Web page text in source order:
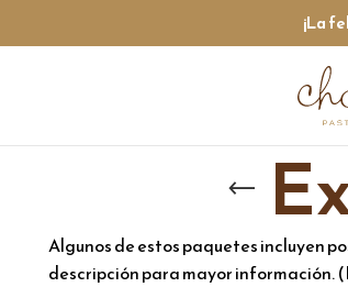
¡La
Algunos de estos paquetes incluyen
descripción para mayor información.